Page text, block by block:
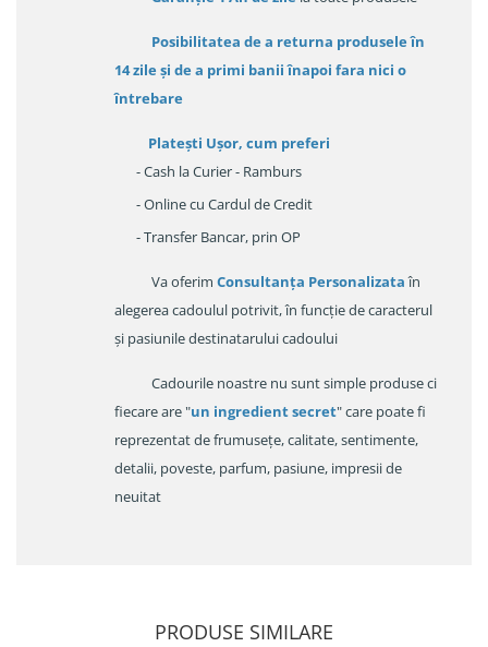
Posibilitatea de a returna produsele în
14 zileși de a primi banii înapoi fara nici o
întrebare
Platești Ușor, cum preferi
- Cash la Curier - Ramburs
- Online cu Cardul de Credit
- Transfer Bancar, prin OP
Va oferim Consultanța Personalizataîn
alegerea cadoulul potrivit, în funcție de caracterul
și pasiunile destinatarului cadoului
Cadourile noastre nu sunt simple produse ci
fiecare are "un ingredient secret" care poate fi
reprezentat de frumusețe, calitate, sentimente,
detalii, poveste, parfum, pasiune, impresii de
neuitat
PRODUSE SIMILARE